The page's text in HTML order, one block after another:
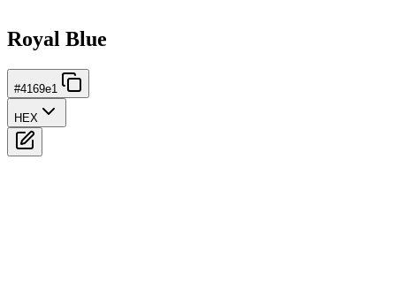
Royal Blue
#4169e1
HEX